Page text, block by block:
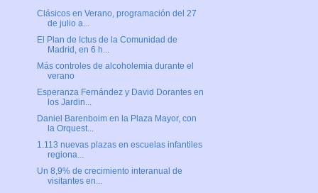
Clásicos en Verano, programación del 27
de julio a...
El Plan de Ictus de la Comunidad de
Madrid, en 6 h...
Más controles de alcoholemia durante el
verano
Esperanza Fernández y David Dorantes en
los Jardin...
Daniel Barenboim en la Plaza Mayor, con
la Orquest...
1.113 nuevas plazas en escuelas infantiles
regiona...
Un 8,9% de crecimiento interanual de
visitantes en...